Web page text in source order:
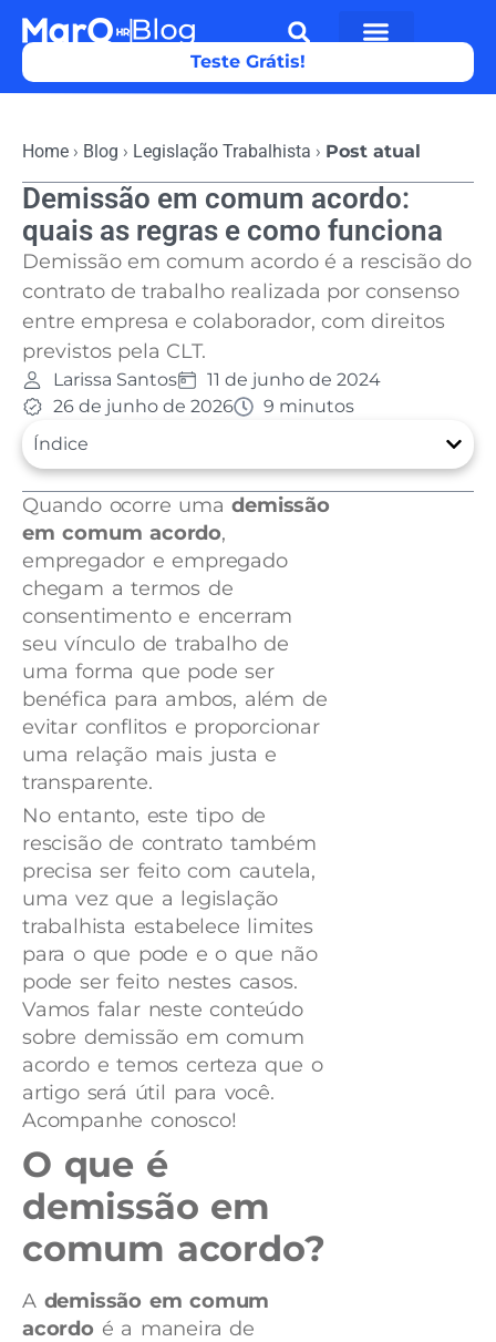
Teste Grátis!
Home › Blog › Legislação Trabalhista › Post atual
Demissão em comum acordo:
quais as regras e como funciona
Demissão em comum acordo é a rescisão do
contrato de trabalho realizada por consenso
entre empresa e colaborador, com direitos
previstos pela CLT.
Larissa Santos
11 de junho de 2024
26 de junho de 2026
9 minutos
Índice
Quando ocorre umademissão
em comum acordo,
empregador e empregado
chegam a termos de
consentimento e encerram
seu vínculo de trabalho de
uma forma que pode ser
benéfica para ambos, além de
evitar conflitos e proporcionar
uma relação mais justa e
transparente.
No entanto, este tipo de
rescisão de contrato também
precisa ser feito com cautela,
uma vez que a legislação
trabalhista estabelece limites
para o que pode e o que não
pode ser feito nestes casos.
Vamos falar neste conteúdo
sobre demissão em comum
acordo e temos certeza que o
artigo será útil para você.
Acompanhe conosco!
O que é
demissão em
comum acordo?
A demissão em comum
acordo é a maneira de